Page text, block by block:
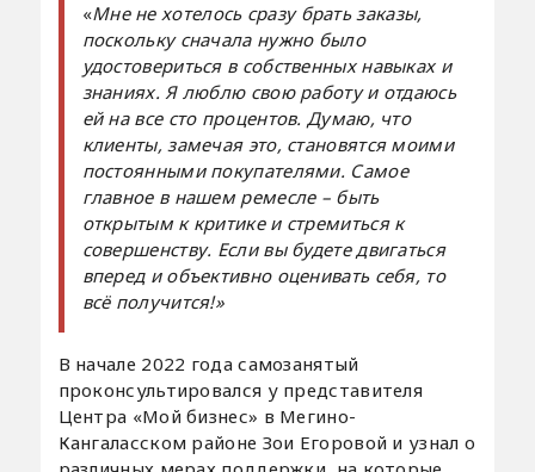
«Мне не хотелось сразу брать заказы,
поскольку сначала нужно было
удостовериться в собственных навыках и
знаниях. Я люблю свою работу и отдаюсь
ей на все сто процентов. Думаю, что
клиенты, замечая это, становятся моими
постоянными покупателями. Самое
главное в нашем ремесле – быть
открытым к критике и стремиться к
совершенству. Если вы будете двигаться
вперед и объективно оценивать себя, то
всё получится!»
В начале 2022 года самозанятый
проконсультировался у представителя
Центра «Мой бизнес» в Мегино-
Кангаласском районе Зои Егоровой и узнал о